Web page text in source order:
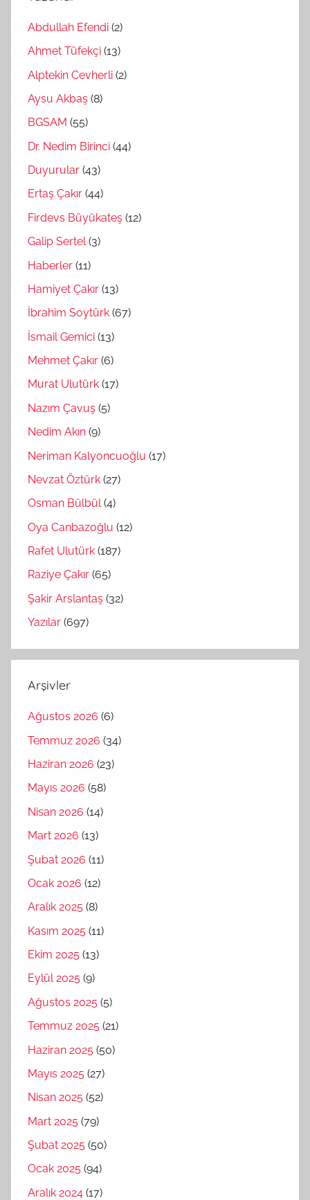
Abdullah Efendi (2)
Ahmet Tüfekçi (13)
Alptekin Cevherli (2)
Aysu Akbaş (8)
BGSAM (55)
Dr. Nedim Birinci (44)
Duyurular (43)
Ertaş Çakır (44)
Firdevs Büyükateş (12)
Galip Sertel(3)
Haberler (11)
Hamiyet Çakır (13)
İbrahim Soytürk (67)
İsmail Gemici (13)
Mehmet Çakır (6)
Murat Ulutürk (17)
Nazım Çavuş (5)
Nedim Akın (9)
Neriman Kalyoncuoğlu (17)
Nevzat Öztürk (27)
Osman Bülbül(4)
Oya Canbazoğlu (12)
Rafet Ulutürk (187)
Raziye Çakır (65)
Şakir Arslantaş (32)
Yazılar (697)
Arşivler
Ağustos 2026 (6)
Temmuz 2026 (34)
Haziran 2026 (23)
Mayıs 2026 (58)
Nisan 2026 (14)
Mart 2026 (13)
Şubat 2026 (11)
Ocak 2026 (12)
Aralık 2025 (8)
Kasım 2025 (11)
Ekim 2025 (13)
Eylül 2025 (9)
Ağustos 2025 (5)
Temmuz 2025 (21)
Haziran 2025 (50)
Mayıs 2025 (27)
Nisan 2025 (52)
Mart 2025 (79)
Şubat 2025 (50)
Ocak 2025 (94)
Aralık 2024 (17)